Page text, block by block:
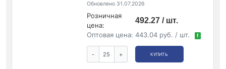
Обновлено 31.07.2026
Розничная
цена:
492.27 / шт.
Оптовая цена: 443.04 руб. / шт. !
- + КУПИТЬ